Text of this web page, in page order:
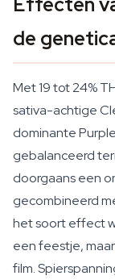
de
Met 19 tot 24%
sativa-achtige
dominante
gebalanceerd
doorgaans een
gecombineerd
het soort effect
een feestje,
film.